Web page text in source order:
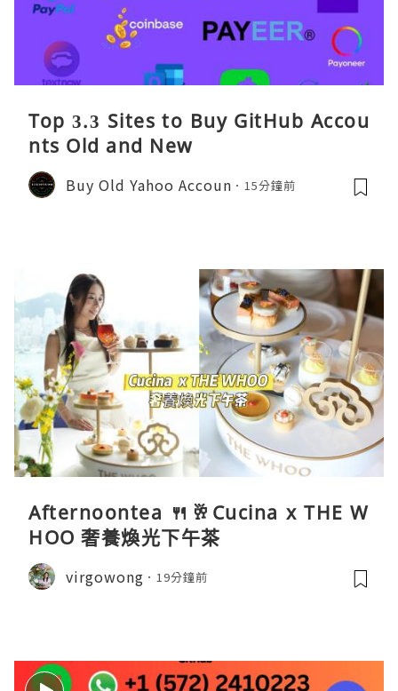
Top 3.3 Sites to Buy GitHub Accou
nts Old and New
Buy Old Yahoo Accoun 15分鐘前
Afternoontea 🍴🥂Cucina x THE W
HOO 奢養煥光下午茶
virgowong 19分鐘前